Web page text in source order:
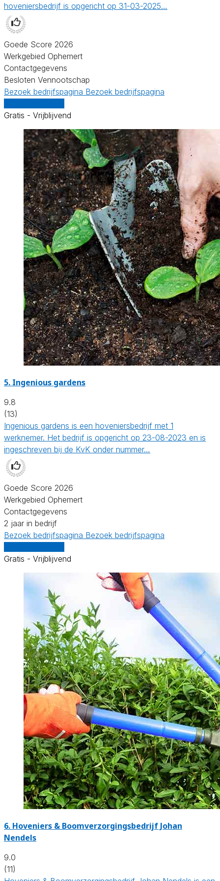
hoveniersbedrijf is opgericht op 31-03-2025…
Goede Score 2026
Werkgebied Ophemert
Contactgegevens
Besloten Vennootschap
Bezoek bedrijfspagina Bezoek bedrijfspagina
Gratis - Vrijblijvend
5. Ingenious gardens
9.8
(13)
Ingenious gardens is een hoveniersbedrijf met 1
werknemer. Het bedrijf is opgericht op 23-08-2023 en is
ingeschreven bij de KvK onder nummer…
Goede Score 2026
Werkgebied Ophemert
Contactgegevens
2 jaar in bedrijf
Bezoek bedrijfspagina Bezoek bedrijfspagina
Gratis - Vrijblijvend
6. Hoveniers & Boomverzorgingsbedrijf Johan
Nendels
9.0
(11)